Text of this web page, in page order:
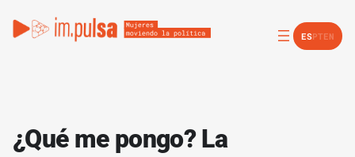
ESPTEN
¿Qué me pongo? La